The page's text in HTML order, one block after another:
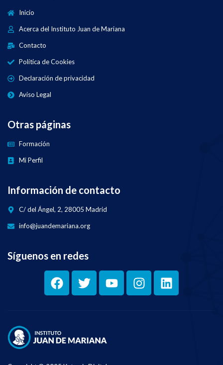
Inicio
Acerca del Instituto Juan de Mariana
Contacto
Política de Cookies
Declaración de privacidad
Aviso Legal
Otras páginas
Formación
Mi Perfil
Información de contacto
C/ del Ángel, 2, 28005 Madrid
info@juandemariana.org
Síguenos en redes